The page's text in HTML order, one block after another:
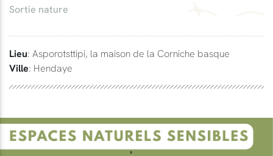
Sortie nature
Lieu: Asporotsttipi, la maison de la Corniche basque
Ville: Hendaye